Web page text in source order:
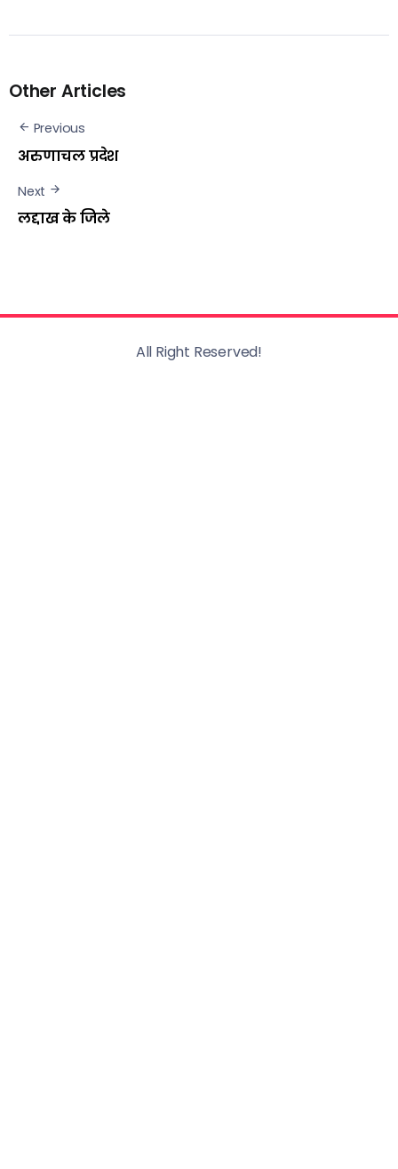
Other Articles
Previous
अरुणाचल प्रदेश
Next
लद्दाख के जिले
All Right Reserved!